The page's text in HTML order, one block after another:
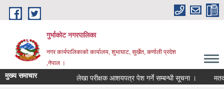
Skip to main content
गुर्भाकोट नगरपालिका
नगर कार्यपालिकाको कार्यालय, शुभाघाट, सुर्खेत, कर्णाली प्रदेश
,नेपाल ।
मुख्य समाचार लेखा परीक्षक आशयपत्र पेश गर्ने सम्बन्धी सूचना । मतदा